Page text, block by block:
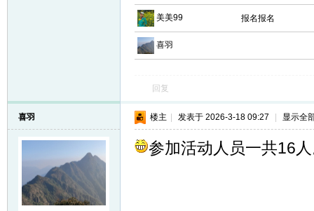
美美99 报名报名
喜羽
回复
喜羽 楼主 发表于 2026-3-18 09:27 显示全
参加活动人员一共16